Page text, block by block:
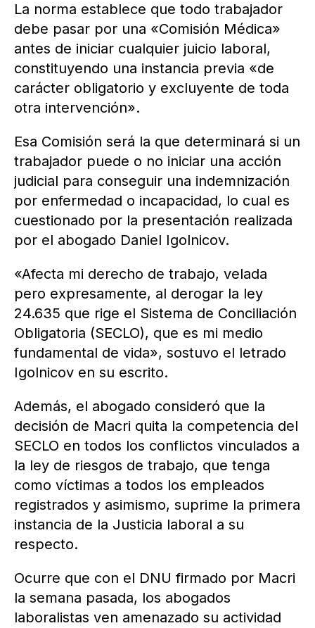
La norma establece que todo trabajador
debe pasar por una «Comisión Médica»
antes de iniciar cualquier juicio laboral,
constituyendo una instancia previa «de
carácter obligatorio y excluyente de toda
otra intervención».
Esa Comisión será la que determinará si un
trabajador puede o no iniciar una acción
judicial para conseguir una indemnización
por enfermedad o incapacidad, lo cual es
cuestionado por la presentación realizada
por el abogado Daniel Igolnicov.
«Afecta mi derecho de trabajo, velada
pero expresamente, al derogar la ley
24.635 que rige el Sistema de Conciliación
Obligatoria (SECLO), que es mi medio
fundamental de vida», sostuvo el letrado
Igolnicov en su escrito.
Además, el abogado consideró que la
decisión de Macri quita la competencia del
SECLO en todos los conflictos vinculados a
la ley de riesgos de trabajo, que tenga
como víctimas a todos los empleados
registrados y asimismo, suprime la primera
instancia de la Justicia laboral a su
respecto.
Ocurre que con el DNU firmado por Macri
la semana pasada, los abogados
laboralistas ven amenazado su actividad